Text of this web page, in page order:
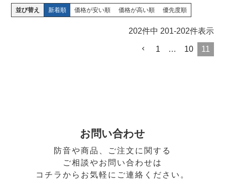
並び替え 新着順 価格が安い順 価格が高い順 優先度順
202件中 201-202件表示
1 … 10 11
お問い合わせ
防音や商品、ご注文に関する
ご相談やお問い合わせは
コチラからお気軽にご連絡ください。